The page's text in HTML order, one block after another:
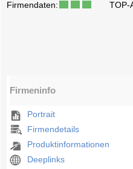
Firmendaten: TOP-
Firmeninfo
Portrait
Firmendetails
Produktinformationen
Deeplinks